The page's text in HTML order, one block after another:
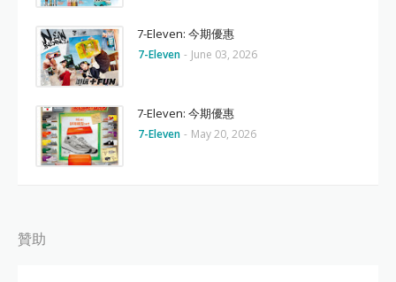
7-Eleven: 今期優惠
7-Eleven - June 03, 2026
7-Eleven: 今期優惠
7-Eleven - May 20, 2026
贊助